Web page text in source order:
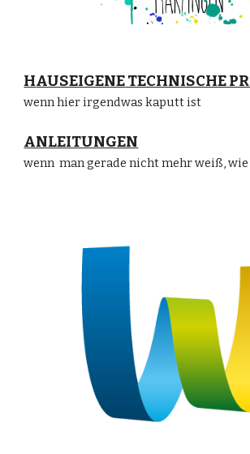
HAUSEIGENETECHNISCHE
wenn hier irgendwas kaputt ist
ANLEITUNGEN
wenn man gerade nicht mehr weiß, wie